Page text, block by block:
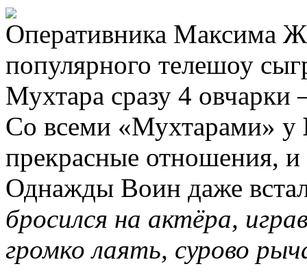
Оперативника Максима
популярного телешоу
Мухтара сразу 4
Со всеми «Мухтарами» у
прекрасные отношения, и
Однажды Воин даже
бросился на актёра,
громко лаять, сурово